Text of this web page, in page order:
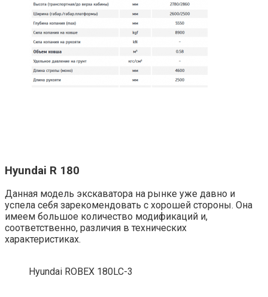
Hyundai R 180
Данная модель экскаватора на рынке уже давно и
успела себя зарекомендовать с хорошей стороны. Она
имеем большое количество модификаций и,
соответственно, различия в технических
характеристиках.
Hyundai ROBEX 180LC-3